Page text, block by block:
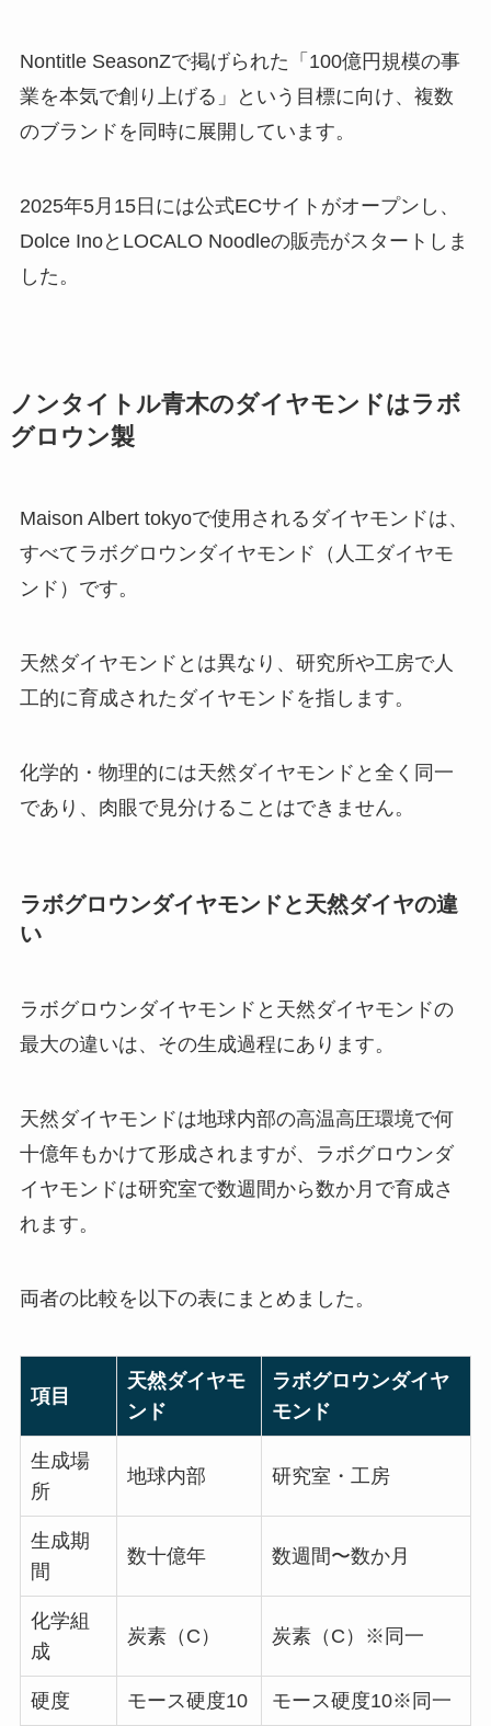
Nontitle SeasonZで掲げられた「100億円規模の事
業を本気で創り上げる」という目標に向け、複数
のブランドを同時に展開しています。
2025年5月15日には公式ECサイトがオープンし、
Dolce InoとLOCALO Noodleの販売がスタートしま
した。
ノンタイトル青木のダイヤモンドはラボ
グロウン製
Maison Albert tokyoで使用されるダイヤモンドは、
すべてラボグロウンダイヤモンド（人工ダイヤモ
ンド）です。
天然ダイヤモンドとは異なり、研究所や工房で人
工的に育成されたダイヤモンドを指します。
化学的・物理的には天然ダイヤモンドと全く同一
であり、肉眼で見分けることはできません。
ラボグロウンダイヤモンドと天然ダイヤの違
い
ラボグロウンダイヤモンドと天然ダイヤモンドの
最大の違いは、その生成過程にあります。
天然ダイヤモンドは地球内部の高温高圧環境で何
十億年もかけて形成されますが、ラボグロウンダ
イヤモンドは研究室で数週間から数か月で育成さ
れます。
両者の比較を以下の表にまとめました。
項目
天然ダイヤモ
ンド
ラボグロウンダイヤ
モンド
生成場
所
地球内部 研究室・工房
生成期
間
数十億年 数週間〜数か月
化学組
成
炭素（C） 炭素（C）※同一
硬度 モース硬度10 モース硬度10※同一